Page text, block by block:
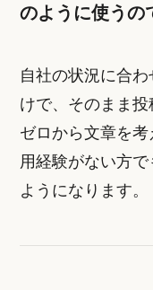
のように使うの
自社の状況に合
けで、そのまま投
ゼロから文章を
用経験がない方
ようになります。